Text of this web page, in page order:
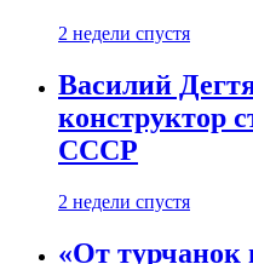
2 недели спустя
Василий
конструктор
СССР
2 недели спустя
«От турчанок